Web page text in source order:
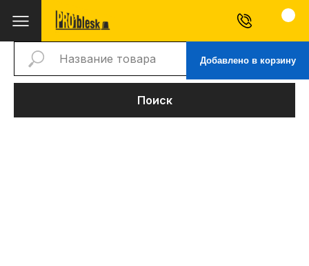
Добавлено в корзину
Поиск